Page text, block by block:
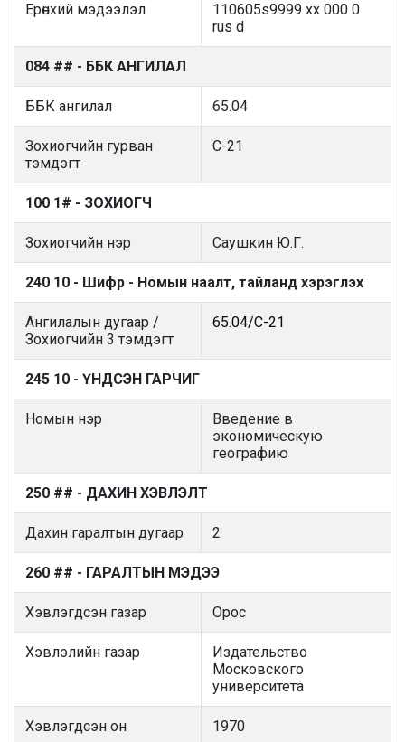
Ерөнхий мэдээлэл
110605s9999 xx 000 0
rus d
084 ## - ББК АНГИЛАЛ
ББК ангилал 65.04
Зохиогчийн гурван
тэмдэгт
С-21
100 1# - ЗОХИОГЧ
Зохиогчийн нэр Саушкин Ю.Г.
240 10 - Шифр - Номын наалт, тайланд хэрэглэх
Ангилалын дугаар /
Зохиогчийн 3 тэмдэгт
65.04/С-21
245 10 - ҮНДСЭН ГАРЧИГ
Номын нэр
Введение в
экономическую
географию
250 ## - ДАХИН ХЭВЛЭЛТ
Дахин гаралтын дугаар 2
260 ## - ГАРАЛТЫН МЭДЭЭ
Хэвлэгдсэн газар Орос
Хэвлэлийн газар
Издательство
Московского
университета
Хэвлэгдсэн он 1970